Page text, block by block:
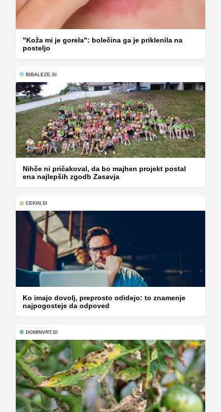
"Koža mi je gorela": bolečina ga je priklenila na
posteljo
BIBALEZE.SI
Nihče ni pričakoval, da bo majhen projekt postal
ena najlepših zgodb Zasavja
CEKIN.SI
Ko imajo dovolj, preprosto odidejo: to znamenje
najpogosteje da odpoved
DOMINVRT.SI